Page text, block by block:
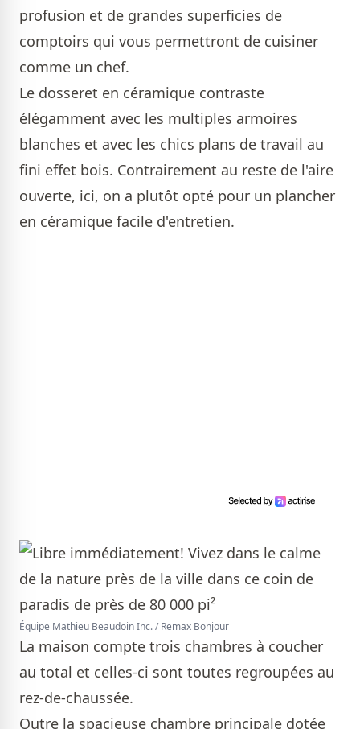
profusion et de grandes superficies de
comptoirs qui vous permettront de cuisiner
comme un chef.
Le dosseret en céramique contraste
élégamment avec les multiples armoires
blanches et avec les chics plans de travail au
fini effet bois. Contrairement au reste de l'aire
ouverte, ici, on a plutôt opté pour un plancher
en céramique facile d'entretien.
Équipe Mathieu Beaudoin Inc. / Remax Bonjour
La maison compte trois chambres à coucher
au total et celles-ci sont toutes regroupées au
rez-de-chaussée.
Outre la spacieuse chambre principale dotée